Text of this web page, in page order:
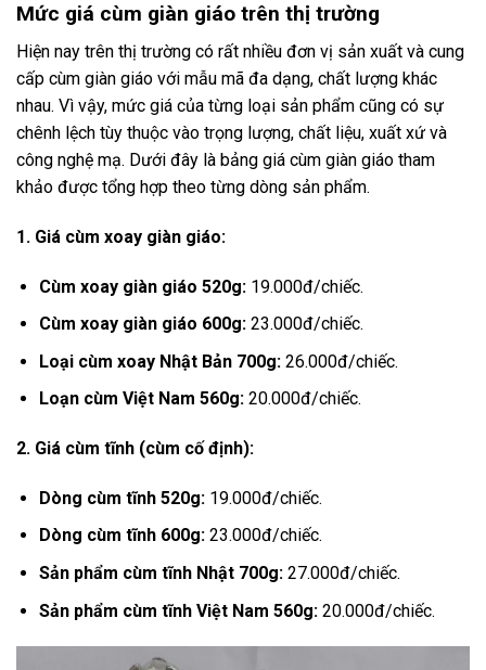
Mức giá cùm giàn giáo trên thị trường
Hiện nay trên thị trường có rất nhiều đơn vị sản xuất và cung
cấp cùm giàn giáo với mẫu mã đa dạng, chất lượng khác
nhau. Vì vậy, mức giá của từng loại sản phẩm cũng có sự
chênh lệch tùy thuộc vào trọng lượng, chất liệu, xuất xứ và
công nghệ mạ. Dưới đây là bảng giá cùm giàn giáo tham
khảo được tổng hợp theo từng dòng sản phẩm.
1. Giá cùm xoay giàn giáo:
Cùm xoay giàn giáo 520g: 19.000đ/chiếc.
Cùm xoay giàn giáo 600g: 23.000đ/chiếc.
Loại cùm xoay Nhật Bản 700g:26.000đ/chiếc.
Loạn cùm Việt Nam 560g: 20.000đ/chiếc.
2. Giá cùm tĩnh (cùm cố định):
Dòng cùm tĩnh 520g:19.000đ/chiếc.
Dòng cùm tĩnh 600g:23.000đ/chiếc.
Sản phẩm cùm tĩnh Nhật 700g:27.000đ/chiếc.
Sản phẩm cùm tĩnh Việt Nam 560g:20.000đ/chiếc.